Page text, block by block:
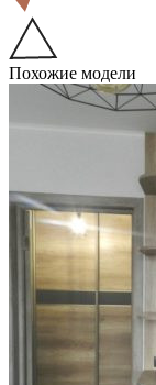
Похожие модели